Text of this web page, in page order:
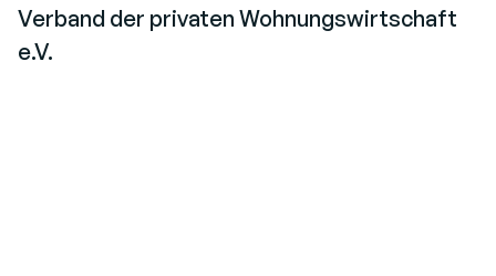
Verband der privaten Wohnungswirtschaft
e.V.